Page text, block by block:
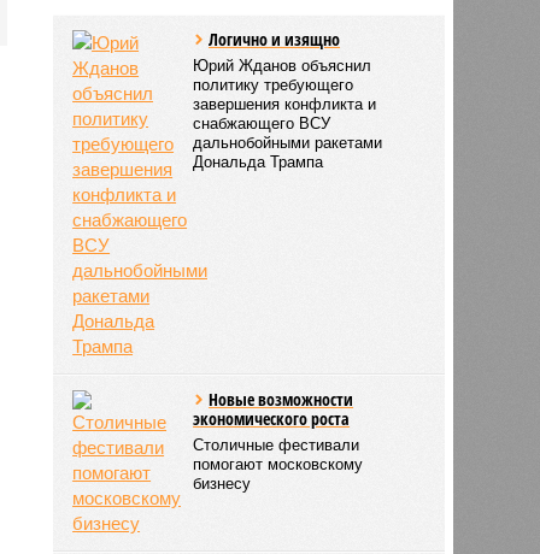
Логично и изящно
Юрий Жданов объяснил
политику требующего
завершения конфликта и
снабжающего ВСУ
дальнобойными ракетами
Дональда Трампа
Новые возможности
экономического роста
Столичные фестивали
помогают московскому
бизнесу